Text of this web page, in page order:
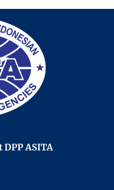
ASITA